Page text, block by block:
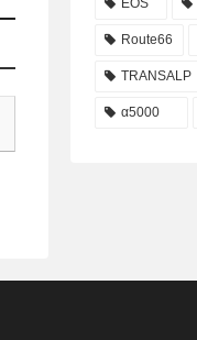
Route66
TRANSALP
α5000